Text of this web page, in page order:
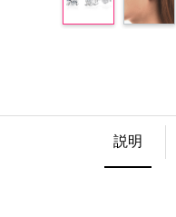
説明